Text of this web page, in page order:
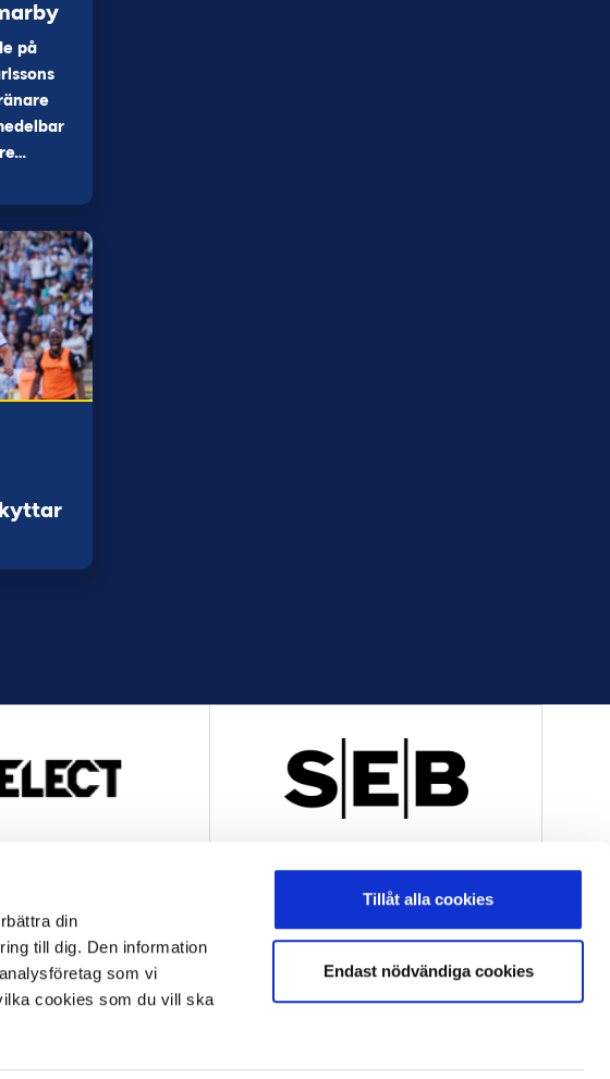
din
till dig. Den information
som vi
cookies som du vill ska
Tillåt alla cookies
Endast nödvändiga cookies
på